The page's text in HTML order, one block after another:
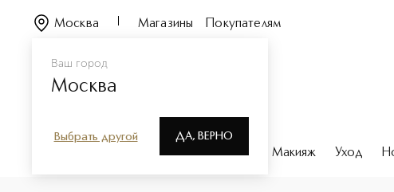
Ваш город
Москва
Выбрать другой ДА, ВЕРНО
Москва Магазины Покупателям
Парфюмерия Макияж Уход